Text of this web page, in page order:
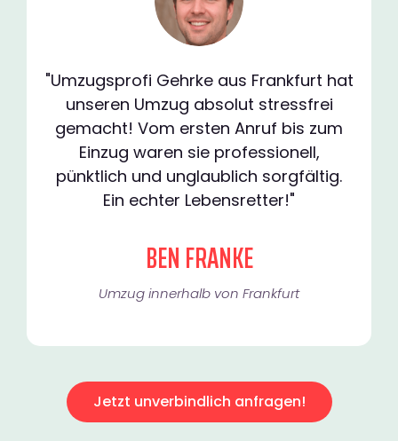
"Umzugsprofi Gehrke aus Frankfurt hat
unseren Umzug absolut stressfrei
gemacht! Vom ersten Anruf bis zum
Einzug waren sie professionell,
pünktlich und unglaublich sorgfältig.
Ein echter Lebensretter!"
BEN FRANKE
Umzug innerhalb von Frankfurt​
Jetzt unverbindlich anfragen!